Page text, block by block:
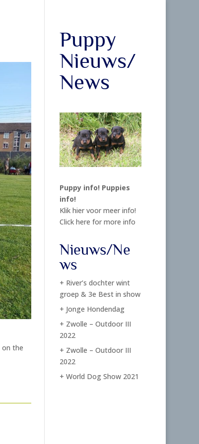
on the
Puppy
Nieuws/
News
Puppy info! Puppies
info!
Klik hier voor meer info!
Click here for more info
Nieuws/Ne
ws
+ River’s dochter wint
groep & 3e Best in show
+ Jonge Hondendag
+ Zwolle – Outdoor III
2022
+ Zwolle – Outdoor III
2022
+ World Dog Show 2021